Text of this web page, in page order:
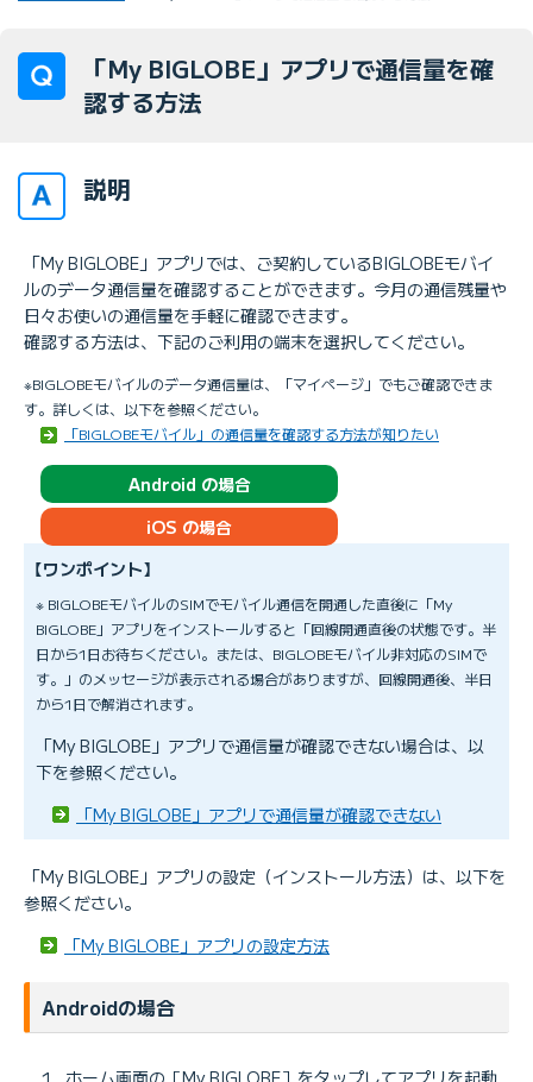
「My BIGLOBE」アプリで通信量を確
認する方法
説明
「My BIGLOBE」アプリでは、ご契約しているBIGLOBEモバイ
ルのデータ通信量を確認することができます。今月の通信残量や
日々お使いの通信量を手軽に確認できます。
確認する方法は、下記のご利用の端末を選択してください。
※BIGLOBEモバイルのデータ通信量は、「マイページ」でもご確認できま
す。詳しくは、以下を参照ください。
「BIGLOBEモバイル」の通信量を確認する方法が知りたい
Android の場合
iOS の場合
【ワンポイント】
※ BIGLOBEモバイルのSIMでモバイル通信を開通した直後に「My
BIGLOBE」アプリをインストールすると「回線開通直後の状態です。半
日から1日お待ちください。または、BIGLOBEモバイル非対応のSIMで
す。」のメッセージが表示される場合がありますが、回線開通後、半日
から1日で解消されます。
「My BIGLOBE」アプリで通信量が確認できない場合は、以
下を参照ください。
「My BIGLOBE」アプリで通信量が確認できない
「My BIGLOBE」アプリの設定（インストール方法）は、以下を
参照ください。
「My BIGLOBE」アプリの設定方法
Androidの場合
ホーム画面の［My BIGLOBE］をタップしてアプリを起動